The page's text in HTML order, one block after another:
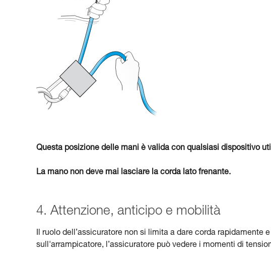
Questa posizione delle mani è valida con qualsiasi dispositivo
La mano non deve mai lasciare la corda lato frenante.
4. Attenzione, anticipo e mobilità
Il ruolo dell’assicuratore non si limita a dare corda rapidamente
sull'arrampicatore, l’assicuratore può vedere i momenti di